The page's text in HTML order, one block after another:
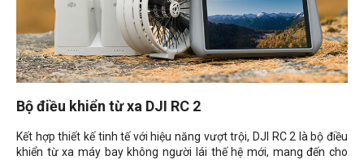
Bộ điều khiển từ xa DJI RC 2
Kết hợp thiết kế tinh tế với hiệu năng vượt trội, DJI RC 2 là bộ điều
khiển từ xa máy bay không người lái thế hệ mới, mang đến cho